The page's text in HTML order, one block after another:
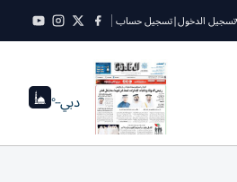
تسجيل الدخول|تسجيل حساب
دبي--°